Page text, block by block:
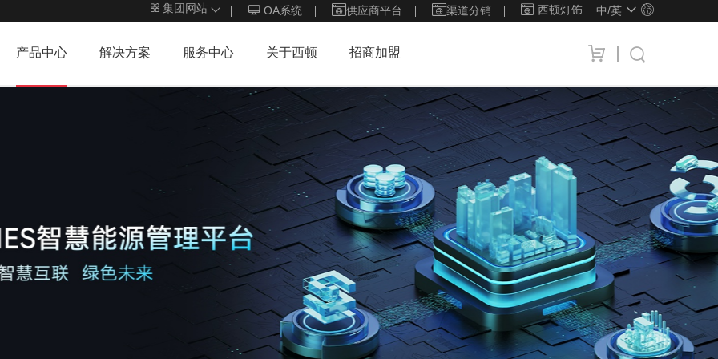
中/英
集团网站 OA系统 供应商平台 渠道分销 西顿灯饰
产品中心 解决方案 服务中心 关于西顿 招商加盟